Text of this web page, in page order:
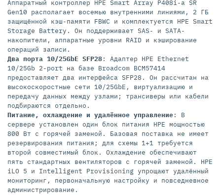
Аппаратный контроллер HPE Smart Array P408i-a SR
Gen10 располагает восемью внутренними линиями, 2 ГБ
защищённой кэш-памяти FBWC и комплектуется HPE Smart
Storage Battery. Он поддерживает SAS- и SATA-
накопители, аппаратные уровни RAID и кэширование
операций записи.
Два порта 10/25GbE SFP28: Адаптер HPE Ethernet
10/25Gb 2-port на базе Broadcom BCM57414
предоставляет два интерфейса SFP28. Он рассчитан на
высокоскоростные сети 10/25GbE, виртуализацию и
передачу данных между узлами; трансиверы или кабели
подбираются отдельно.
Питание, охлаждение и удалённое управление: В
сервере установлен один блок питания HPE мощностью
800 Вт с горячей заменой. Базовая поставка не имеет
резервирования питания; для схемы 1+1 требуется
второй совместимый блок. Охлаждение обеспечивают
пять стандартных вентиляторов с горячей заменой. HPE
iLO 5 и Intelligent Provisioning упрощают удалённый
мониторинг, первоначальную настройку и повседневное
администрирование.